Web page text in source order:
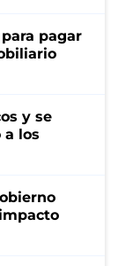
pagar
y se
a los